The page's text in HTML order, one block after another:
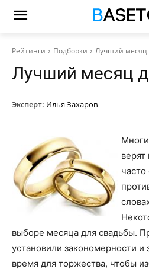
Рейтинги Подборки Лучший месяц
Лучший месяц
Эксперт: Илья Захаров
верят
выборе месяца для свадьбы.
установили закономерности и
время для торжества, чтобы